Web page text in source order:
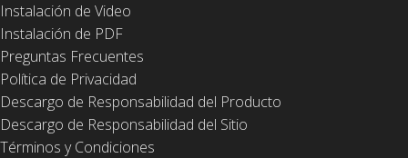
Instalación de Video
Instalación de PDF
Preguntas Frecuentes
Política de Privacidad
Descargo de Responsabilidad del Producto
Descargo de Responsabilidad del Sitio
Términos y Condiciones